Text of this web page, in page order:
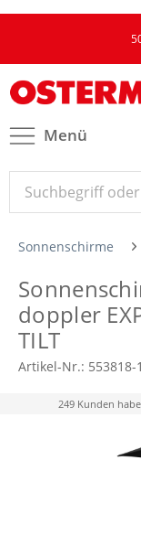
Menü
Sonnenschirme
doppler
TILT
Artikel-Nr.: 553818-1
249 Kunden